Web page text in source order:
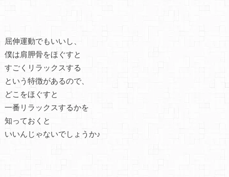
屈伸運動でもいいし、
僕は肩胛骨をほぐすと
すごくリラックスする
という特徴があるので、
どこをほぐすと
一番リラックスするかを
知っておくと
いいんじゃないでしょうか♪